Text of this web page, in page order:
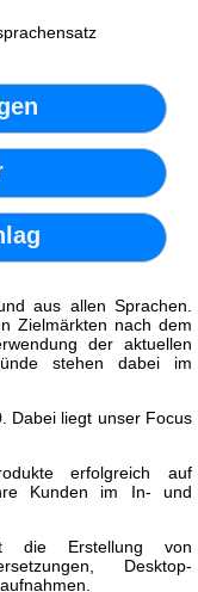
aus allen Sprachen.
Zielmärkten nach dem
der aktuellen
stehen dabei im
Dabei liegt unser Focus
erfolgreich auf
Kunden im In- und
die Erstellung von
Desktop-